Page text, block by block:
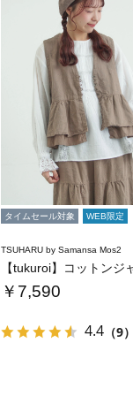
タイムセール対象 WEB限定
TSUHARU by Samansa Mos2
￥7,590
4.4 （9）